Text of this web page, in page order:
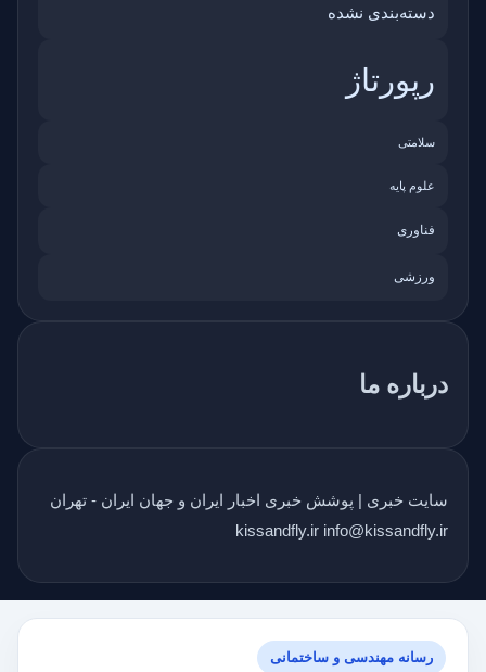
دسته‌بندی نشده
رپورتاژ
سلامتی
علوم پایه
فناوری
ورزشی
درباره ما
سایت خبری | پوشش خبری اخبار ایران و جهان ایران - تهران
kissandfly.ir info@kissandfly.ir
رسانه مهندسی و ساختمانی